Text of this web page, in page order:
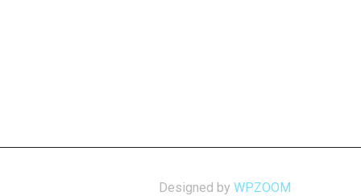
Designed by WPZOOM